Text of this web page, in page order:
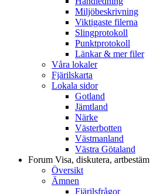
Miljöbeskrivning
Viktigaste filerna
Slingprotokoll
Punktprotokoll
Länkar & mer filer
Våra lokaler
Fjärilskarta
Lokala sidor
Gotland
Jämtland
Närke
Västerbotten
Västmanland
Västra Götaland
Forum Visa, diskutera, artbestäm
Översikt
Ämnen
Fjärilsfrågor